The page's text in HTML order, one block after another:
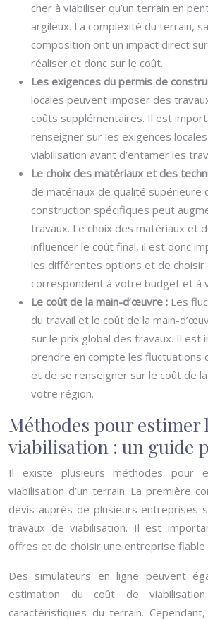
cher à viabiliser qu’un terrain en
argileux. La complexité du terrain,
composition ont un impact direct
réaliser et donc sur le coût.
Les exigences du permis de
locales peuvent imposer des
coûts supplémentaires. Il est
renseigner sur les exigences
viabilisation avant d’entamer les
Le choix des matériaux et des
de matériaux de qualité supérieure
construction spécifiques peut
travaux. Le choix des matériaux et
influencer le coût final, il est donc
les différentes options et de choisir
correspondent à votre budget et à
Le coût de la main-d’œuvre : Les
du travail et le coût de la main-
sur le prix global des travaux. Il est
prendre en compte les fluctuations
et de se renseigner sur le coût de
votre région.
Méthodes pour estimer
viabilisation : un guide
Il existe plusieurs méthodes pour
viabilisation d’un terrain. La première
devis auprès de plusieurs entreprises
travaux de viabilisation. Il est
offres et de choisir une entreprise
Des simulateurs en ligne peuvent
estimation du coût de
caractéristiques du terrain.